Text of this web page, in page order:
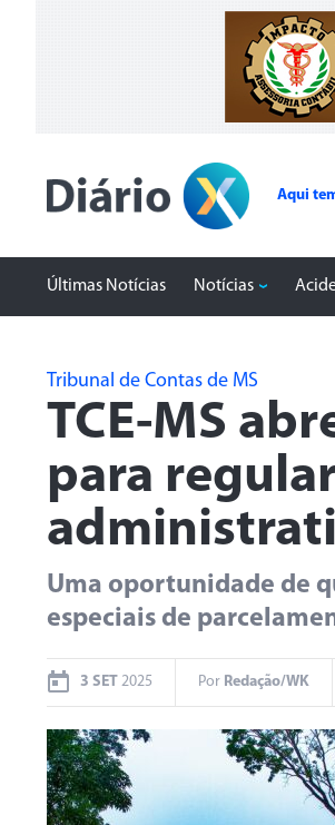
Aqui
Últimas Notícias Notícias
Tribunal de Contas de MS
TCE-MS
para
Uma oportunidade de
especiais de
3 SET 2025 Por Redação/WK